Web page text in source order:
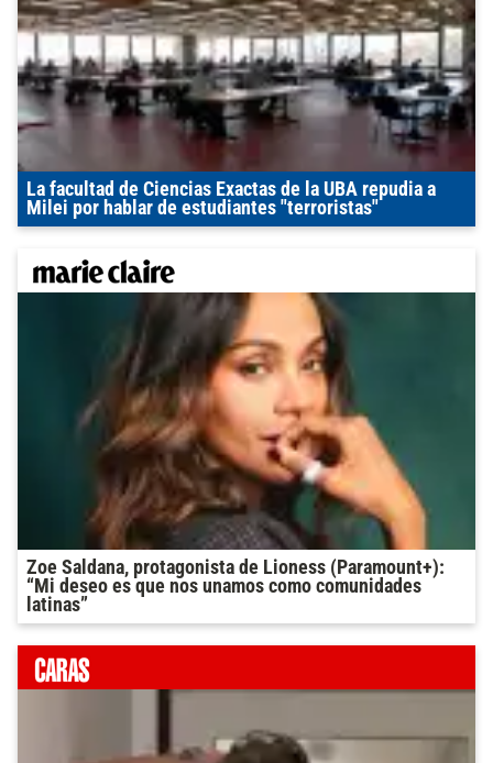
La facultad de Ciencias Exactas de la UBA repudia a
Milei por hablar de estudiantes "terroristas"
Zoe Saldana, protagonista de Lioness (Paramount+):
“Mi deseo es que nos unamos como comunidades
latinas”